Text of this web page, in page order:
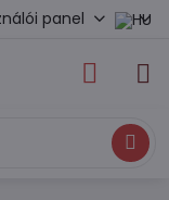
panel
Keresés